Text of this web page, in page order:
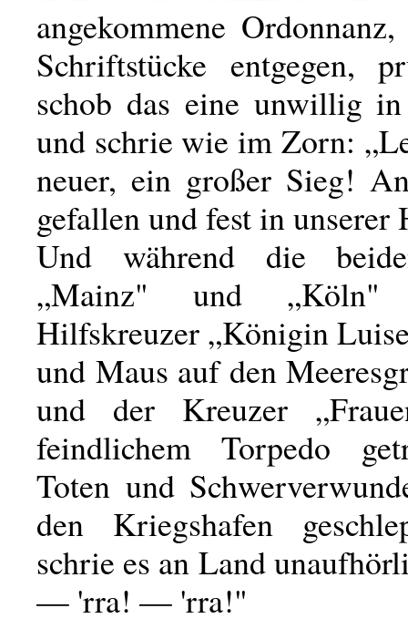
angekommene
Schriftstücke entgegen,
schob das eine unwillig
und schrie wie im Zorn:
neuer, ein großer Sieg!
gefallen und fest in unserer
Und während die
„Mainz" und
Hilfskreuzer „Königin
und Maus auf den
und der Kreuzer
feindlichem Torpedo
Toten und
den Kriegshafen
schrie es an Land
— 'rra! — 'rra!"